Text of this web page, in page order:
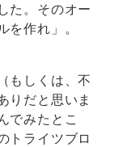
た。そのオー
作れ」。
もしくは、不
りだと思いま
でみたとこ
トライツブロ